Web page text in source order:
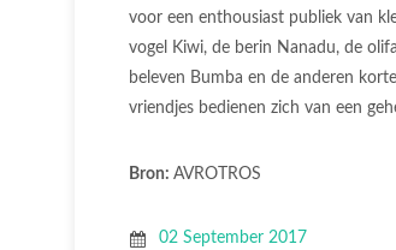
voor een enthousiast publiek van
vogel Kiwi, de berin Nanadu, de
beleven Bumba en de anderen
vriendjes bedienen zich van een
Bron: AVROTROS
02 September 2017